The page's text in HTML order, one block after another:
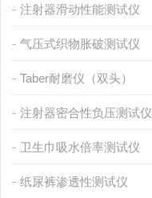
注射器滑动性能测试仪
气压式织物胀破测试仪
Taber耐磨仪（双头）
注射器密合性负压测试仪
卫生巾吸水倍率测试仪
纸尿裤渗透性测试仪